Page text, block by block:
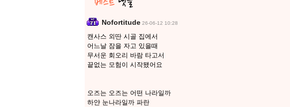
Nofortitude 26-06-12 10:28
캔사스 외딴 시골 집에서
어느날 잠을 자고 있을때
무서운 회오리 바람 타고서
끝없는 모험이 시작됐어요
오즈는 오즈는 어떤 나라일까
하얀 눈나라일까 파란